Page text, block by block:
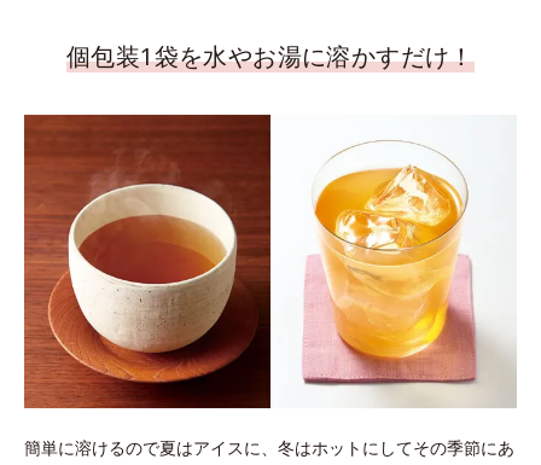
個包装1袋を水やお湯に溶かすだけ！
簡単に溶けるので夏はアイスに、冬はホットにしてその季節にあ